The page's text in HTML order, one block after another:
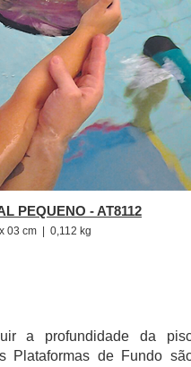
PEQUENO - AT8112
03 cm | 0,112 kg
a profundidade da
Plataformas de Fundo